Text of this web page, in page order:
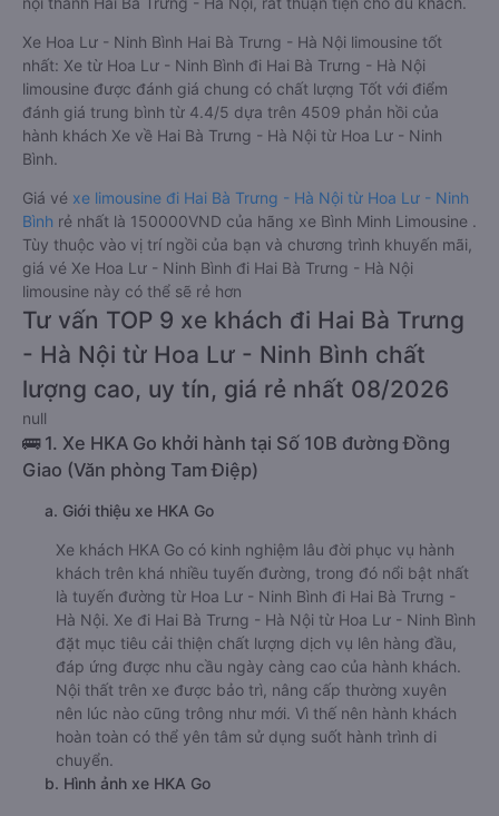
Xe Hoa Lư - Ninh Bình Hai Bà Trưng - Hà Nội limousine tốt
nhất: Xe từ Hoa Lư - Ninh Bình đi Hai Bà Trưng - Hà Nội
limousine được đánh giá chung có chất lượng Tốt với điểm
đánh giá trung bình từ 4.4/5 dựa trên 4509 phản hồi của
hành khách Xe về Hai Bà Trưng - Hà Nội từ Hoa Lư - Ninh
Bình.
Giá vé xe limousine đi Hai Bà Trưng - Hà Nội từ Hoa Lư - Ninh
Bình rẻ nhất là 150000VND của hãng xe Bình Minh Limousine .
Tùy thuộc vào vị trí ngồi của bạn và chương trình khuyến mãi,
giá vé Xe Hoa Lư - Ninh Bình đi Hai Bà Trưng - Hà Nội
limousine này có thể sẽ rẻ hơn
Tư vấn TOP 9 xe khách đi Hai Bà Trưng
- Hà Nội từ Hoa Lư - Ninh Bình chất
lượng cao, uy tín, giá rẻ nhất 08/2026
null
🚌 1. Xe HKA Go khởi hành tại Số 10B đường Đồng
Giao (Văn phòng Tam Điệp)
a. Giới thiệu xe HKA Go
Xe khách HKA Go có kinh nghiệm lâu đời phục vụ hành
khách trên khá nhiều tuyến đường, trong đó nổi bật nhất
là tuyến đường từ Hoa Lư - Ninh Bình đi Hai Bà Trưng -
Hà Nội. Xe đi Hai Bà Trưng - Hà Nội từ Hoa Lư - Ninh Bình
đặt mục tiêu cải thiện chất lượng dịch vụ lên hàng đầu,
đáp ứng được nhu cầu ngày càng cao của hành khách.
Nội thất trên xe được bảo trì, nâng cấp thường xuyên
nên lúc nào cũng trông như mới. Vì thế nên hành khách
hoàn toàn có thể yên tâm sử dụng suốt hành trình di
chuyển.
b. Hình ảnh xe HKA Go